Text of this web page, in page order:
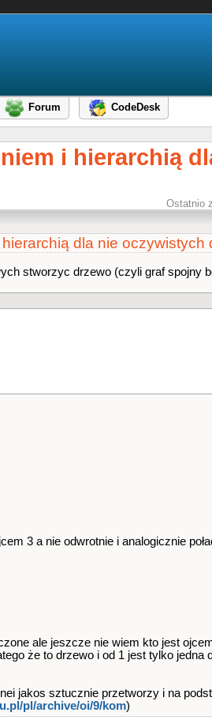
Forum
CodeDesk
i hierarchią
Ostatnio
dla nie oczywistych
stworzyc drzewo (czyli graf spojny
3 a nie odwrotnie i analogicznie
ale jeszcze nie wiem kto jest
że to drzewo i od 1 jest tylko jedna
jakos sztucznie przetworzy i na
pl/archive​/oi/9/kom)